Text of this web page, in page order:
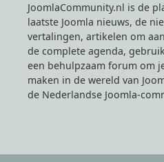
JoomlaCommunity.nl is de
laatste Joomla nieuws, de
vertalingen, artikelen om
de complete agenda,
een behulpzaam forum om
maken in de wereld van
de Nederlandse Joomla-